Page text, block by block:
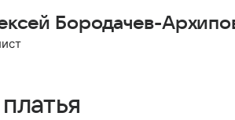
Бородачев-